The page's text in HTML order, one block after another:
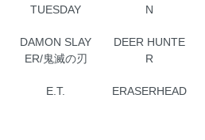
TUESDAY
N
DAMON SLAY
ER/鬼滅の刃
DEER HUNTE
R
E.T. ERASERHEAD